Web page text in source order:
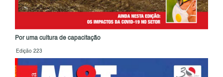
Por uma cultura de capacitação
Edição 223